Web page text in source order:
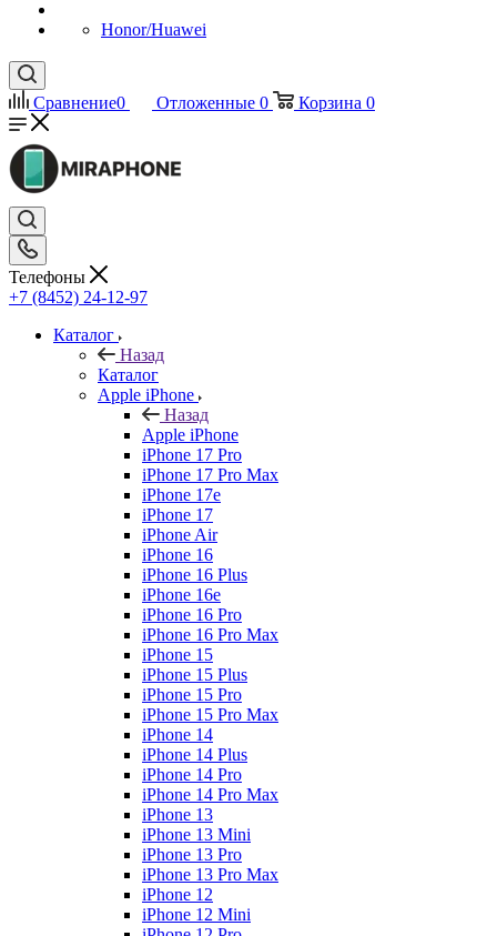
Honor/Huawei
Сравнение0 Отложенные 0 Корзина 0
Телефоны
+7 (8452) 24-12-97
Каталог
Назад
Каталог
Apple iPhone
Назад
Apple iPhone
iPhone 17 Pro
iPhone 17 Pro Max
iPhone 17e
iPhone 17
iPhone Air
iPhone 16
iPhone 16 Plus
iPhone 16e
iPhone 16 Pro
iPhone 16 Pro Max
iPhone 15
iPhone 15 Plus
iPhone 15 Pro
iPhone 15 Pro Max
iPhone 14
iPhone 14 Plus
iPhone 14 Pro
iPhone 14 Pro Max
iPhone 13
iPhone 13 Mini
iPhone 13 Pro
iPhone 13 Pro Max
iPhone 12
iPhone 12 Mini